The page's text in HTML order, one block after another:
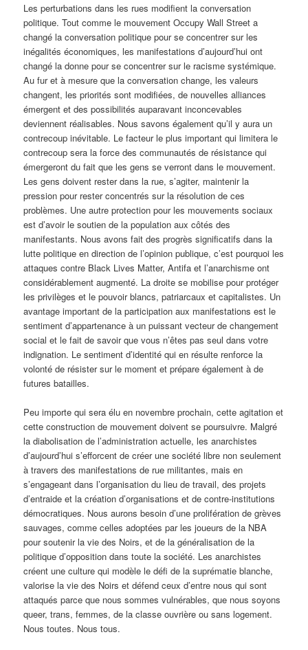
Les perturbations dans les rues modifient la conversation
politique. Tout comme le mouvement Occupy Wall Street a
changé la conversation politique pour se concentrer sur les
inégalités économiques, les manifestations d’aujourd’hui ont
changé la donne pour se concentrer sur le racisme systémique.
Au fur et à mesure que la conversation change, les valeurs
changent, les priorités sont modifiées, de nouvelles alliances
émergent et des possibilités auparavant inconcevables
deviennent réalisables. Nous savons également qu’il y aura un
contrecoup inévitable. Le facteur le plus important qui limitera le
contrecoup sera la force des communautés de résistance qui
émergeront du fait que les gens se verront dans le mouvement.
Les gens doivent rester dans la rue, s’agiter, maintenir la
pression pour rester concentrés sur la résolution de ces
problèmes. Une autre protection pour les mouvements sociaux
est d’avoir le soutien de la population aux côtés des
manifestants. Nous avons fait des progrès significatifs dans la
lutte politique en direction de l’opinion publique, c’est pourquoi les
attaques contre Black Lives Matter, Antifa et l’anarchisme ont
considérablement augmenté. La droite se mobilise pour protéger
les privilèges et le pouvoir blancs, patriarcaux et capitalistes. Un
avantage important de la participation aux manifestations est le
sentiment d’appartenance à un puissant vecteur de changement
social et le fait de savoir que vous n’êtes pas seul dans votre
indignation. Le sentiment d’identité qui en résulte renforce la
volonté de résister sur le moment et prépare également à de
futures batailles.
Peu importe qui sera élu en novembre prochain, cette agitation et
cette construction de mouvement doivent se poursuivre. Malgré
la diabolisation de l’administration actuelle, les anarchistes
d’aujourd’hui s’efforcent de créer une société libre non seulement
à travers des manifestations de rue militantes, mais en
s’engageant dans l’organisation du lieu de travail, des projets
d’entraide et la création d’organisations et de contre-institutions
démocratiques. Nous aurons besoin d’une prolifération de grèves
sauvages, comme celles adoptées par les joueurs de la NBA
pour soutenir la vie des Noirs, et de la généralisation de la
politique d’opposition dans toute la société. Les anarchistes
créent une culture qui modèle le défi de la suprématie blanche,
valorise la vie des Noirs et défend ceux d’entre nous qui sont
attaqués parce que nous sommes vulnérables, que nous soyons
queer, trans, femmes, de la classe ouvrière ou sans logement.
Nous toutes. Nous tous.